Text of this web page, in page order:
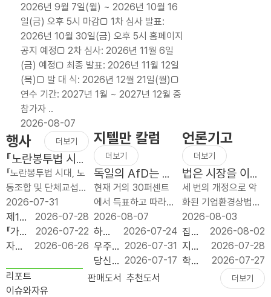
2026년 9월 7일(월) ~ 2026년 10월 16
일(금) 오후 5시 마감□ 1차 심사 발표:
2026년 10월 30일(금) 오후 5시 홈페이지
공지 예정□ 2차 심사: 2026년 11월 6일
(금) 예정□ 최종 발표: 2026년 11월 12일
(목)□ 발 대 식: 2026년 12월 21일(월)□
연수 기간: 2027년 1월 ~ 2027년 12월 중
참가자 ..
2026-08-07
편
보
다
단
순
하
고
예
측
가
반드
시
가야
할
재정
개혁
이다
대상
이
될
수
없다
행사 더보기
『노란봉투법 시
대, 노동조합 및
단체교섭 어떻게
대응하나?』 출간
기념 북콘서트
『노란봉투법 시대, 노
동조합 및 단체교섭
어떻게 대응하나』 북
콘서트가 2026년 7
월 31일(금) 오전 10
시 푸른홀에서 개최되
는 개정 노란봉투법 ..
2026-07-31
제1회
좋은
규제
대상
시상
2026-07-28
『가짜
공공
모두
를 위
2026-07-22
자유
원 서
포터
2026-06-26
지텔만 칼럼
더보기
독일의 AfD는 얼
마나 좌익인가?
현재 거의 30퍼센트
에서 득표하고 따라서
최근 설문 조사들에
따르면 그 나라의 가
장 강한 정당, 독일의
AfD(독일 대안당;
Alternative for
2026-08-07
하늘
의 채
굴: 우
주가
2026-07-24
우주
는 다
음의
2026-07-31
당신
이 일
2026-07-17
언론기고
더보기
법은 시장을 이끄
는 명령이 아니라
시장을 지키는 규
칙이어야 한다
세 번의 개정으로 악
화된 기업환경상법이
1년 사이에 세 번 바뀌
었다. 2025년 7월 1
차 개정은 이사의 충
실의무 대상에 회사와
함께 `주주’를 넣었고,
사외이사의 이름..
2026-08-03
집값
으로
‘실수
2026-08-02
지방
투자,
2026-07-28
학생
2026-07-27
리포트
이슈와자유
판매도서 추천도서 더보기